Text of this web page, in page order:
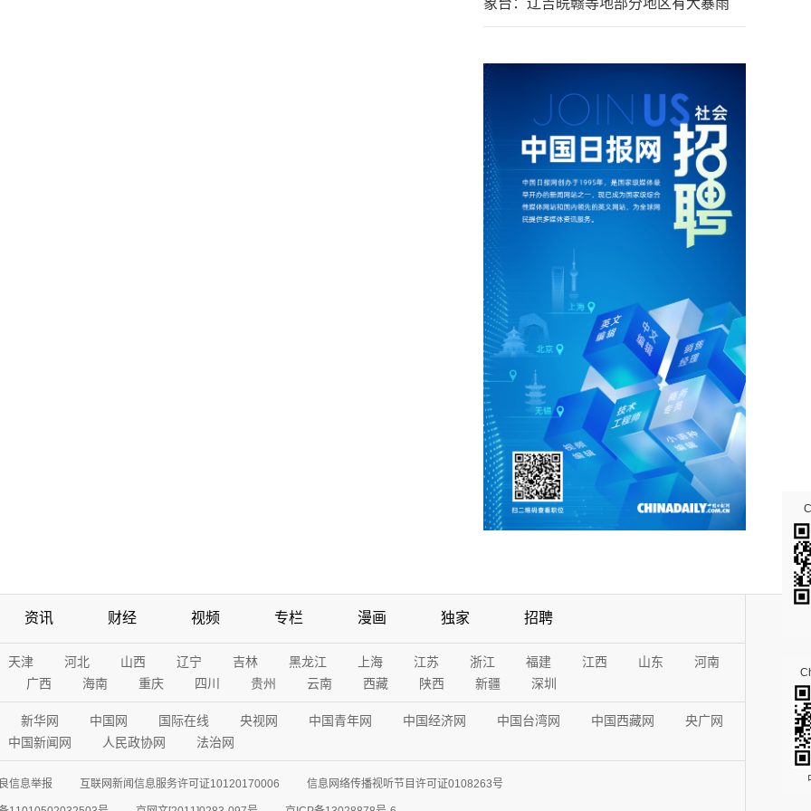
象台：辽吉皖赣等地部分地区有大暴雨
资讯 财经 视频 专栏 漫画 独家 招聘
天津 河北 山西 辽宁 吉林 黑龙江 上海 江苏 浙江 福建 江西 山东
河南
广西
海南 重庆 四川 贵州 云南 西藏 陕西 新疆 深圳
新华网 中国网 国际在线 央视网 中国青年网 中国经济网 中国台湾网 中国西藏网
央广网
中国新闻网
人民政协网 法治网
信息举报 互联网新闻信息服务许可证10120170006 信息网络传播视听节目许可证0108263号